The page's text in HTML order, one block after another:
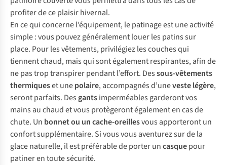
profiter de ce plaisir hivernal.
En ce qui concerne l’équipement, le patinage est une activité
simple : vous pouvez généralement louer les patins sur
place. Pour les vêtements, privilégiez les couches qui
tiennent chaud, mais qui sont également respirantes, afin de
ne pas trop transpirer pendant l’effort. Dessous-vêtements
thermiqueset unepolaire, accompagnés d’uneveste légère,
seront parfaits. Des gantsimperméables garderont vos
mains au chaud et vous protègeront également en cas de
chute. Un bonnet ou un cache-oreillesvous apporteront un
confort supplémentaire. Si vous vous aventurez sur de la
glace naturelle, il est préférable de porter uncasquepour
patiner en toute sécurité.